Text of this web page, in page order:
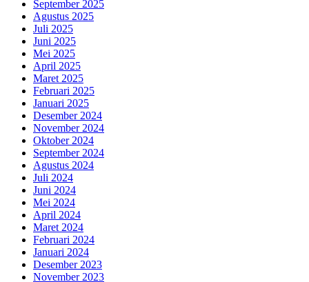
September 2025
Agustus 2025
Juli 2025
Juni 2025
Mei 2025
April 2025
Maret 2025
Februari 2025
Januari 2025
Desember 2024
November 2024
Oktober 2024
September 2024
Agustus 2024
Juli 2024
Juni 2024
Mei 2024
April 2024
Maret 2024
Februari 2024
Januari 2024
Desember 2023
November 2023